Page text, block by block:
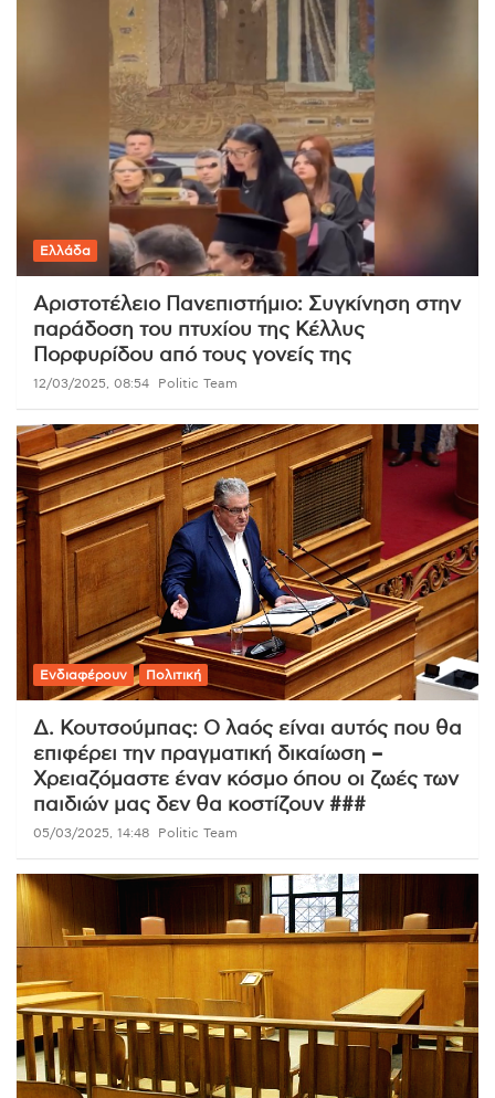
Ελλάδα
Αριστοτέλειο Πανεπιστήμιο: Συγκίνηση στην
παράδοση του πτυχίου της Κέλλυς
Πορφυρίδου από τους γονείς της
12/03/2025, 08:54 Politic Team
Ενδιαφέρουν Πολιτική
Δ. Κουτσούμπας: Ο λαός είναι αυτός που θα
επιφέρει την πραγματική δικαίωση –
Χρειαζόμαστε έναν κόσμο όπου οι ζωές των
παιδιών μας δεν θα κοστίζουν ###
05/03/2025, 14:48 Politic Team